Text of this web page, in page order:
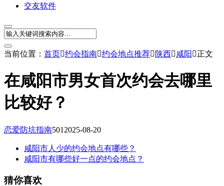
交友软件
当前位置： 首页约会指南约会地点推荐 陕西 咸阳 正文
在咸阳市男女首次约会去哪里
比较好？
恋爱防坑指南501 2025-08-20
咸阳市人少的约会地点有哪些？
咸阳市有哪些好一点的约会地点？
猜你喜欢